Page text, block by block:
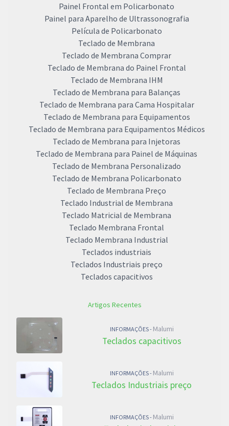
Painel Frontal em Policarbonato
Painel para Aparelho de Ultrassonografia
Película de Policarbonato
Teclado de Membrana
Teclado de Membrana Comprar
Teclado de Membrana do Painel Frontal
Teclado de Membrana IHM
Teclado de Membrana para Balanças
Teclado de Membrana para Cama Hospitalar
Teclado de Membrana para Equipamentos
Teclado de Membrana para Equipamentos Médicos
Teclado de Membrana para Injetoras
Teclado de Membrana para Painel de Máquinas
Teclado de Membrana Personalizado
Teclado de Membrana Policarbonato
Teclado de Membrana Preço
Teclado Industrial de Membrana
Teclado Matricial de Membrana
Teclado Membrana Frontal
Teclado Membrana Industrial
Teclados industriais
Teclados Industriais preço
Teclados capacitivos
Artigos Recentes
INFORMAÇÕES - Malumi
Teclados capacitivos
INFORMAÇÕES - Malumi
Teclados Industriais preço
INFORMAÇÕES - Malumi